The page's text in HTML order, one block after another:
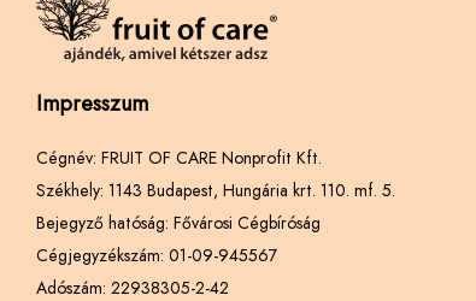
Impresszum
Cégnév: FRUIT OF CARE Nonprofit Kft.
Székhely: 1143 Budapest, Hungária krt. 110. mf. 5.
Bejegyző hatóság: Fővárosi Cégbíróság
Cégjegyzékszám: 01-09-945567
Adószám: 22938305-2-42